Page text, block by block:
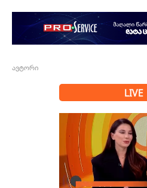
ავტორი
LIVE